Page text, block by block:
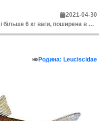
2021-04-30
Велика риба, що досягає 70 см довжини і більше 6 кг ваги, поширена в басейні Чорного і Азовського морів; у південній частині Каспійського моря предста...
Родина: Leuciscidae